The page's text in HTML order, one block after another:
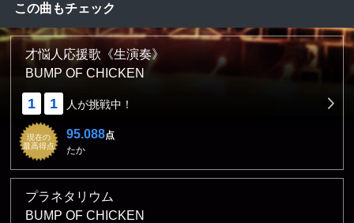
この曲もチェック
才悩人応援歌《生演奏》
BUMP OF CHICKEN
1 1 人が挑戦中！
現在の
最高得点
95.088点
たか
プラネタリウム
BUMP OF CHICKEN